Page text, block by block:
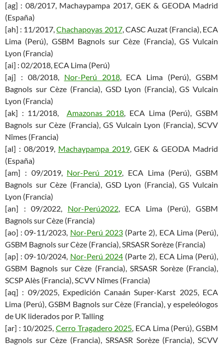
[ag] : 08/2017, Machaypampa 2017, GEK & GEODA Madrid
(España)
[ah] : 11/2017,Chachapoyas 2017, CASC Auzat (Francia), ECA
Lima (Perú), GSBM Bagnols sur Cèze (Francia), GS Vulcain
Lyon (Francia)
[ai] : 02/2018, ECA Lima (Perú)
[aj] : 08/2018, Nor-Perú 2018, ECA Lima (Perú), GSBM
Bagnols sur Cèze (Francia), GSD Lyon (Francia), GS Vulcain
Lyon (Francia)
[ak] : 11/2018, Amazonas 2018, ECA Lima (Perú), GSBM
Bagnols sur Cèze (Francia), GS Vulcain Lyon (Francia), SCVV
Nîmes (Francia)
[al] : 08/2019, Machaypampa 2019, GEK & GEODA Madrid
(España)
[am] : 09/2019, Nor-Perú 2019, ECA Lima (Perú), GSBM
Bagnols sur Cèze (Francia), GSD Lyon (Francia), GS Vulcain
Lyon (Francia)
[an] : 09/2022, Nor-Perú2022, ECA Lima (Perú), GSBM
Bagnols sur Cèze (Francia)
[ao] : 09-11/2023, Nor-Perú 2023(Parte 2), ECA Lima (Perú),
GSBM Bagnols sur Cèze (Francia), SRSASR Sorèze (Francia)
[ap] : 09-10/2024, Nor-Perú 2024(Parte 2), ECA Lima (Perú),
GSBM Bagnols sur Cèze (Francia), SRSASR Sorèze (Francia),
SCSP Alès (Francia), SCVV Nîmes (Francia)
[aq] : 09/2025, Expedición Canaán Super-Karst 2025, ECA
Lima (Perú), GSBM Bagnols sur Cèze (Francia), y espeleólogos
de UK liderados por P. Talling
[ar] : 10/2025, Cerro Tragadero 2025, ECA Lima (Perú), GSBM
Bagnols sur Cèze (Francia), SRSASR Sorèze (Francia), SCVV